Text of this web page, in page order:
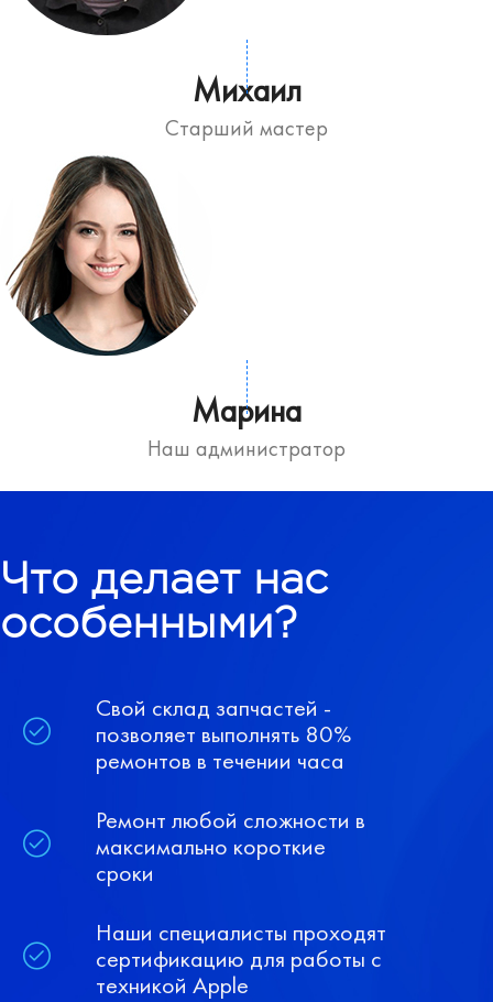
Михаил
Старший мастер
Марина
Наш администратор
Что делает нас
особенными?
Свой склад запчастей -
позволяет выполнять 80%
ремонтов в течении часа
Ремонт любой сложности в
максимально короткие
сроки
Наши специалисты проходят
сертификацию для работы с
техникой Apple